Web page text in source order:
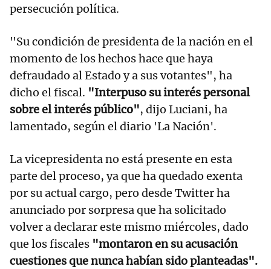
persecución política.
"Su condición de presidenta de la nación en el
momento de los hechos hace que haya
defraudado al Estado y a sus votantes", ha
dicho el fiscal. "Interpuso su interés personal
sobre el interés público", dijo Luciani, ha
lamentado, según el diario 'La Nación'.
La vicepresidenta no está presente en esta
parte del proceso, ya que ha quedado exenta
por su actual cargo, pero desde Twitter ha
anunciado por sorpresa que ha solicitado
volver a declarar este mismo miércoles, dado
que los fiscales "montaron en su acusación
cuestiones que nunca habían sido planteadas".